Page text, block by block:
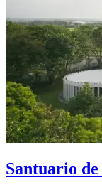
Santuario